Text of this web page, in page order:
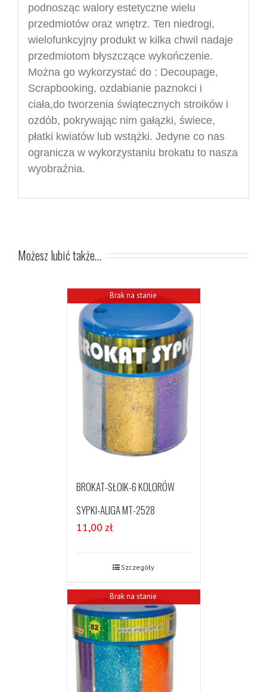
podnosząc walory estetyczne wielu
przedmiotów oraz wnętrz. Ten niedrogi,
wielofunkcyjny produkt w kilka chwil nadaje
przedmiotom błyszczące wykończenie.
Można go wykorzystać do : Decoupage,
Scrapbooking, ozdabianie paznokci i
ciała,do tworzenia świątecznych stroików i
ozdób, pokrywając nim gałązki, świece,
płatki kwiatów lub wstążki. Jedyne co nas
ogranicza w wykorzystaniu brokatu to nasza
wyobraźnia.
Możesz lubić także…
Brak na stanie
BROKAT-SŁOIK-6 KOLORÓW
SYPKI-ALIGA MT-2528
11,00 zł
Szczegóły
Brak na stanie